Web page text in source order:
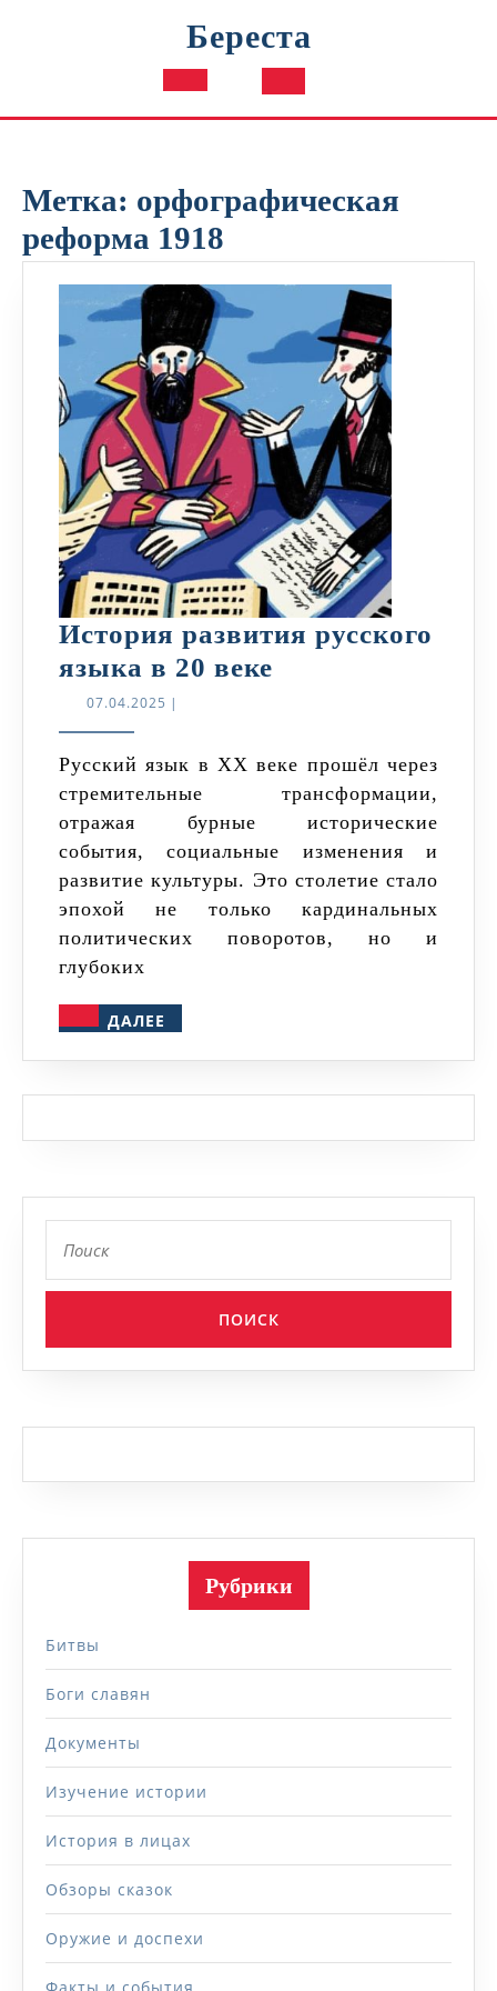
Береста
Кнопка
Метка: орфографическая
реформа 1918
История развития русского
языка в 20 веке
языка
в
веке
07.04.2025 07.04.2025
|
Русский язык в XX веке прошёл через
стремительные трансформации,
отражая бурные исторические
события, социальные изменения и
развитие культуры. Это столетие стало
эпохой не только кардинальных
политических поворотов, но и
глубоких
ДАЛЕЕ
Рубрики
Битвы
Боги славян
Документы
Изучение истории
История в лицах
Обзоры сказок
Оружие и доспехи